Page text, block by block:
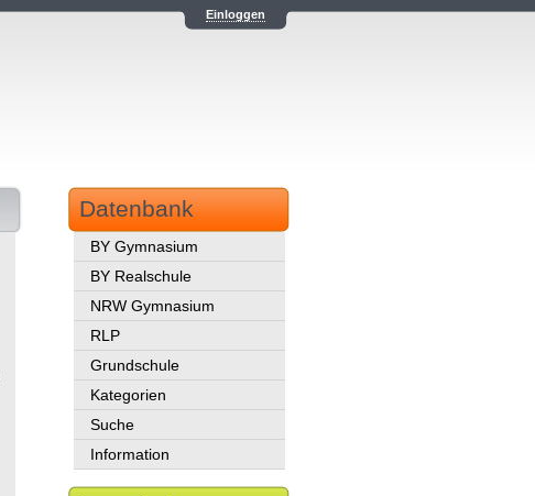
Einloggen
Datenbank
BY Gymnasium
BY Realschule
NRW Gymnasium
RLP
Grundschule
Kategorien
Suche
Information